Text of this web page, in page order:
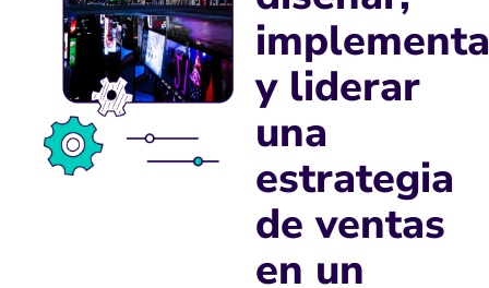
y liderar
una
estrategia
de ventas
en un